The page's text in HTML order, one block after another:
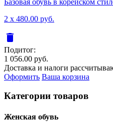
2 x 480.00 руб.
delete
Подитог:
1 056.00 руб.
Доставка и налоги
Оформить Ваша корзина
Категории товаров
Женcкая обувь